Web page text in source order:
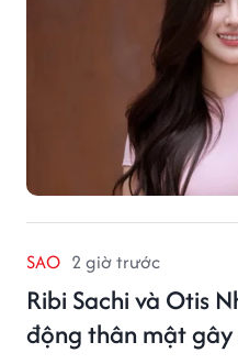
SAO 2 giờ trước
Ribi Sachi và Otis
động thân mật